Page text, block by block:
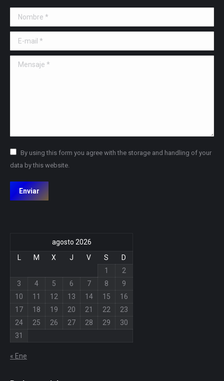
Nombre *
E-mail *
Mensaje *
By using this form you agree with the storage and handling of your
data by this website.
Enviar
agosto 2026
L
M X J V S
D
1
2
3
4 5 6 7 8
9
10
11 12 13 14 15
16
17
18 19 20 21 22
23
24
25 26 27 28 29
30
31
« Ene